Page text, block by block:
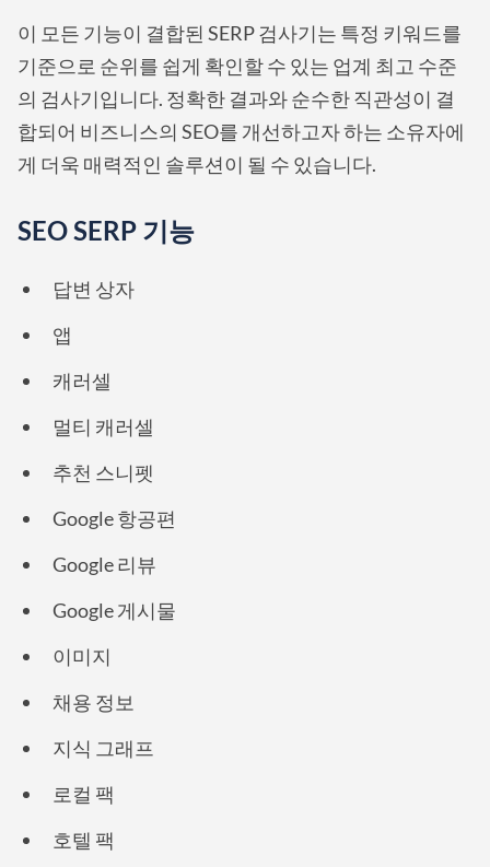
이 모든 기능이 결합된 SERP 검사기는 특정 키워드를
기준으로 순위를 쉽게 확인할 수 있는 업계 최고 수준
의 검사기입니다. 정확한 결과와 순수한 직관성이 결
합되어 비즈니스의 SEO를 개선하고자 하는 소유자에
게 더욱 매력적인 솔루션이 될 수 있습니다.
SEO SERP 기능
답변 상자
앱
캐러셀
멀티 캐러셀
추천 스니펫
Google 항공편
Google 리뷰
Google 게시물
이미지
채용 정보
지식 그래프
로컬 팩
호텔 팩